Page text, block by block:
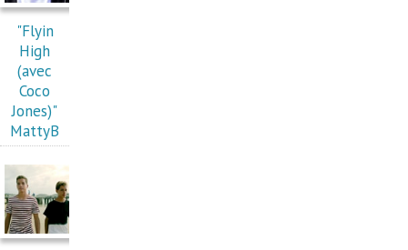
"Flyin
High
(avec
Coco
Jones)"
MattyB